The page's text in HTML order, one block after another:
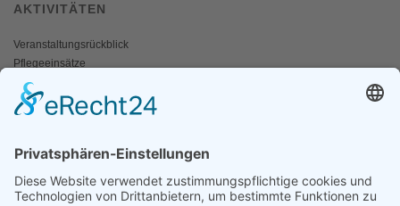
AKTIVITÄTEN
Veranstaltungsrückblick
Pflegeeinsätze
AKTIV WERDEN
Mitgliedschaft
Spenden